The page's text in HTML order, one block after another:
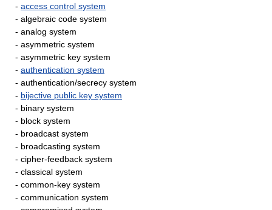
- access control system
- algebraic code system
- analog system
- asymmetric system
- asymmetric key system
- authentication system
- authentication/secrecy system
- bijective public key system
- binary system
- block system
- broadcast system
- broadcasting system
- cipher-feedback system
- classical system
- common-key system
- communication system